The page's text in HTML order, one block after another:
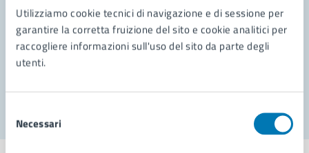
Utilizziamo cookie tecnici di navigazione e di sessione per
garantire la corretta fruizione del sito e cookie analitici per
raccogliere informazioni sull'uso del sito da parte degli
utenti.
delNecessari
Prenota appuntamento
Problemi in città